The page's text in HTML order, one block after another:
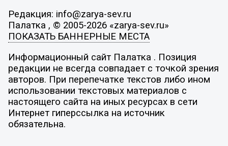
Редакция: info@zarya-sev.ru
Палатка , © 2005-2026 «zarya-sev.ru»
ПОКАЗАТЬ БАННЕРНЫЕ МЕСТА
Информационный сайт Палатка . Позиция
редакции не всегда совпадает с точкой зрения
авторов. При перепечатке текстов либо ином
использовании текстовых материалов с
настоящего сайта на иных ресурсах в сети
Интернет гиперссылка на источник
обязательна.